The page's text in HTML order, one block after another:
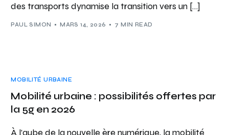
des transports dynamise la transition vers un […]
PAUL SIMON MARS 14, 2026 7 MIN READ
MOBILITÉ URBAINE
Mobilité urbaine : possibilités offertes par
la 5g en 2026
À l’aube de la nouvelle ère numérique, la mobilité